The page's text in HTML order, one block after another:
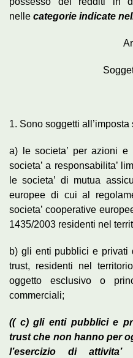
nelle categorie indicate
1. Sono soggetti
a) le societa’ per azioni
societa’ a responsabilita’
le societa’ di mutua
europee di cui al
societa’ cooperative
1435/2003 residenti nel
b) gli enti pubblici e privati
trust, residenti nel
oggetto esclusivo o
commerciali;
(( c) gli enti pubblici e
trust che non hanno per
l’esercizio di attivita’